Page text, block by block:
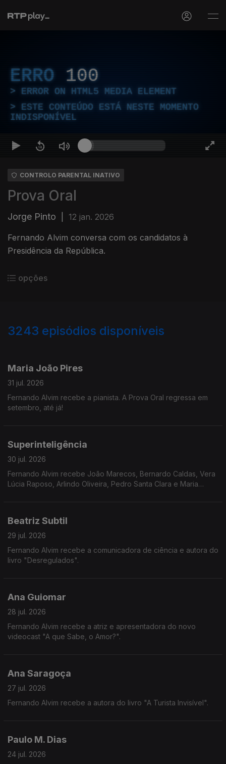
ERRO 100
ERROR ON HTML5 MEDIA ELEMENT
ESTE CONTEÚDO ESTÁ NESTE MOMENTO
INDISPONÍVEL
CONTROLO PARENTAL INATIVO
Prova Oral
Jorge Pinto 12 jan. 2026
Fernando Alvim conversa com os candidatos à
Presidência da República.
opções
3243 episódios disponíveis
Maria João Pires
31 jul. 2026
Fernando Alvim recebe a pianista. A Prova Oral regressa em
setembro, até já!
Superinteligência
30 jul. 2026
Fernando Alvim recebe João Marecos, Bernardo Caldas, Vera
Lúcia Raposo, Arlindo Oliveira, Pedro Santa Clara e Maria
Beatriz Subtil
29 jul. 2026
Fernando Alvim recebe a comunicadora de ciência e autora do
livro "Desregulados".
Ana Guiomar
28 jul. 2026
Fernando Alvim recebe a atriz e apresentadora do novo
videocast "A que Sabe, o Amor?".
Ana Saragoça
27 jul. 2026
Fernando Alvim recebe a autora do livro "A Turista Invisível".
Paulo M. Dias
24 jul. 2026